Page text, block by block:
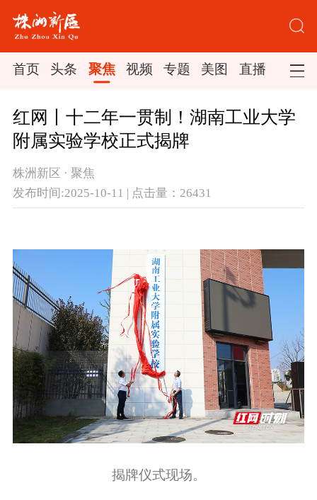
首页 头条 聚焦 视频 专题 美图 直播
红网丨十二年一贯制！湖南工业大学
附属实验学校正式揭牌
株洲新区 · 聚焦
发布时间:2025-10-11 | 点击量：26431
揭牌仪式现场。